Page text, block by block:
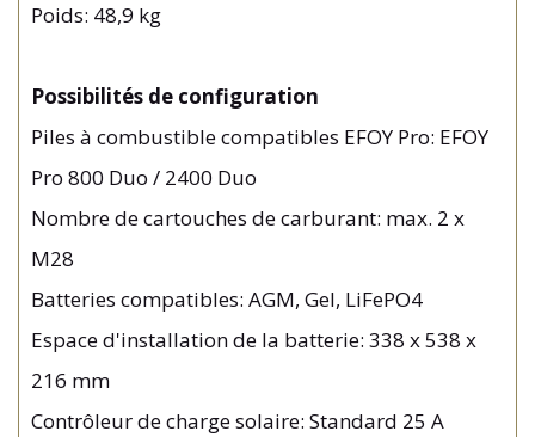
Poids: 48,9 kg
Possibilités de configuration
Piles à combustible compatibles EFOY Pro: EFOY
Pro 800 Duo / 2400 Duo
Nombre de cartouches de carburant: max. 2 x
M28
Batteries compatibles: AGM, Gel, LiFePO4
Espace d'installation de la batterie: 338 x 538 x
216 mm
Contrôleur de charge solaire: Standard 25 A